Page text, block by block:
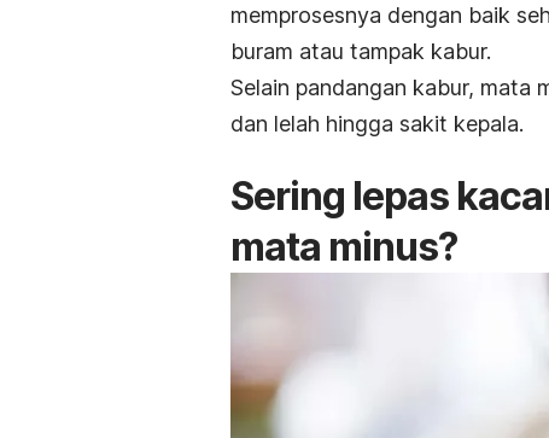
memprosesnya dengan baik
buram atau tampak kabur.
Selain pandangan kabur, mata
dan lelah hingga sakit kepala.
Sering lepas
mata minus?